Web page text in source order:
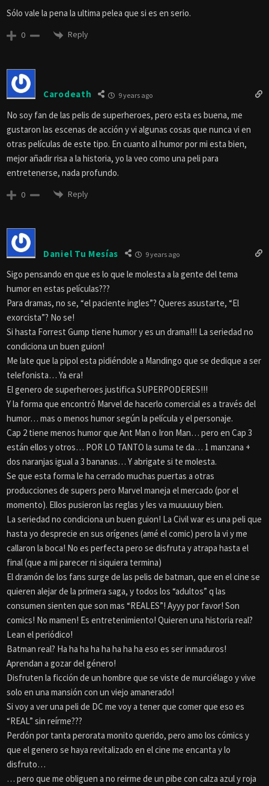
Sólo vale la pena la ultima pelea que si es en serio.
0 Reply
Carodeath 9 years ago
No soy fan de las pelis de superheroes, pero esta es buena, me
gustaron las escenas de acción y vi algunas cosas que nunca vi en
otras películas de este tipo. En cuanto al humor por mi esta bien,
mejor añadir risa a la historia, yo la veo como una peli para
entretenerse, nada profundo.
0 Reply
Daniel Tu Mesías 9 years ago
Sigo pensando en que es lo que le molesta a la gente del tema
humor en estas películas???
Para dramas, no se, “el paciente ingles”? Queres asustarte, “El
exorcista”? No se!
Si hasta Forrest Gump tiene humor y es un drama!!! La seriedad no
condiciona un buen guion!
Me late que la pipol esta pidiéndole a Mandingo que se dedique a ser
telefonista… Ya era!
El genero de superheroes justifica SUPERPODERES!!!
Y la forma que encontró Marvel de hacerlo comercial es a través del
humor… mas o menos humor según la película y el personaje.
Cap 2 tiene menos humor que Ant Man o Iron Man… pero en Cap 3
están ellos y otros… POR LO TANTO la suma te da… 1 manzana +
dos naranjas igual a 3 bananas… Y abrigate si te molesta.
Se que esta forma le ha cerrado muchas puertas a otras
producciones de supers pero Marvel maneja el mercado (por el
momento). Ellos pusieron las reglas y les va muuuuuy bien.
La seriedad no condiciona un buen guion! La Civil war es una peli que
hasta yo desprecie en sus orígenes (amé el comic) pero la vi y me
callaron la boca! No es perfecta pero se disfruta y atrapa hasta el
final (que a mi parecer ni siquiera termina)
El dramón de los fans surge de las pelis de batman, que en el cine se
quieren alejar de la primera saga, y todos los “adultos” q las
consumen sienten que son mas “REALES”! Ayyy por favor! Son
comics! No mamen! Es entretenimiento! Quieren una historia real?
Lean el periódico!
Batman real? Ha ha ha ha ha ha ha ha eso es ser inmaduros!
Aprendan a gozar del género!
Disfruten la ficción de un hombre que se viste de murciélago y vive
solo en una mansión con un viejo amanerado!
Si voy a ver una peli de DC me voy a tener que comer que eso es
“REAL” sin reírme???
Perdón por tanta perorata monito querido, pero amo los cómics y
que el genero se haya revitalizado en el cine me encanta y lo
disfruto…
… pero que me obliguen a no reirme de un pibe con calza azul y roja